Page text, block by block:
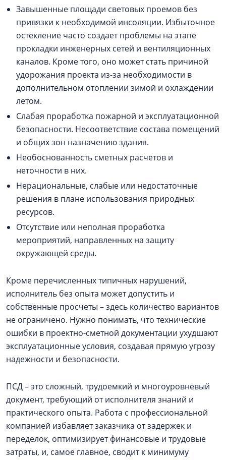
Завышенные площади световых проемов без
привязки к необходимой инсоляции. Избыточное
остекление часто создает проблемы на этапе
прокладки инженерных сетей и вентиляционных
каналов. Кроме того, оно может стать причиной
удорожания проекта из-за необходимости в
дополнительном отоплении зимой и охлаждении
летом.
Слабая проработка пожарной и эксплуатационной
безопасности. Несоответствие состава помещений
и общих зон назначению здания.
Необоснованность сметных расчетов и
неточности в них.
Нерациональные, слабые или недостаточные
решения в плане использования природных
ресурсов.
Отсутствие или неполная проработка
мероприятий, направленных на защиту
окружающей среды.
Кроме перечисленных типичных нарушений,
исполнитель без опыта может допустить и
собственные просчеты – здесь количество вариантов
не ограничено. Нужно понимать, что технические
ошибки в проектно-сметной документации ухудшают
эксплуатационные условия, создавая прямую угрозу
надежности и безопасности.
ПСД – это сложный, трудоемкий и многоуровневый
документ, требующий от исполнителя знаний и
практического опыта. Работа с профессиональной
компанией избавляет заказчика от задержек и
переделок, оптимизирует финансовые и трудовые
затраты, и, самое главное, сводит к минимуму